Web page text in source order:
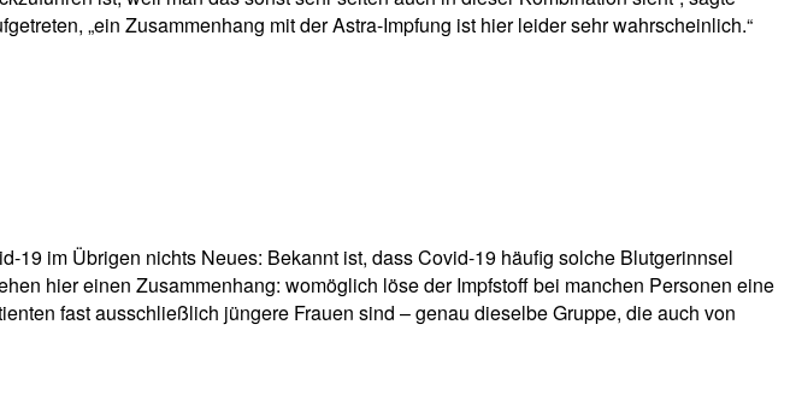
„ein Zusammenhang mit der Astra-Impfung ist hier leider sehr wahrscheinlich.“
im Übrigen nichts Neues: Bekannt ist, dass Covid-19 häufig solche Blutgerinnsel
hier einen Zusammenhang: womöglich löse der Impfstoff bei manchen Personen eine
fast ausschließlich jüngere Frauen sind – genau dieselbe Gruppe, die auch von